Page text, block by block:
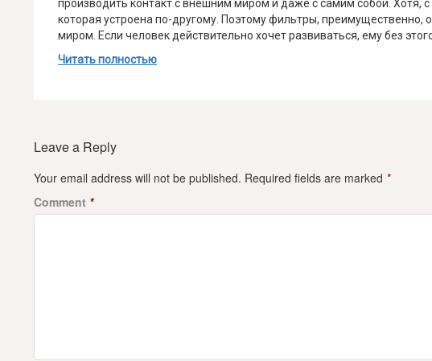
производить контакт с внешним миром и даже с самим собой. Хотя, с
которая устроена по-другому. Поэтому фильтры, преимущественно,
миром. Если человек действительно хочет развиваться, ему без
Читать полностью
Leave a Reply
Your email address will not be published. Required fields are marked *
Comment *